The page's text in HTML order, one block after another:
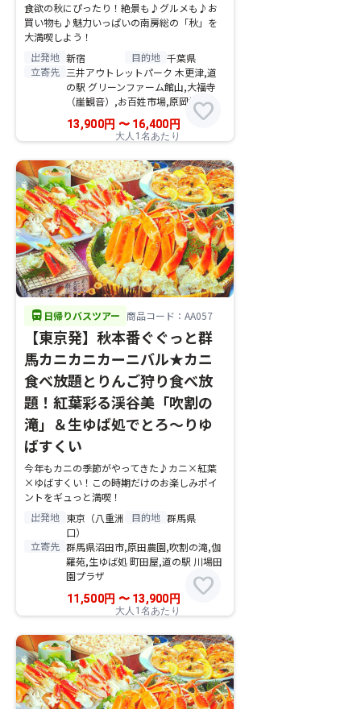
食欲の秋にぴったり！絶景も♪グルメも♪お
買い物も♪魅力いっぱいの南房総の「秋」を
大満喫しよう！
出発地 新宿 目的地 千葉県
立寄先 三井アウトレットパーク 木更津,道
の駅 グリーンファーム館山,大福寺
（崖観音）,お百姓市場,原岡桟橋
13,900円 〜16,400 円
大人1名あたり
favorite
directions_bus 日帰りバスツアー 商品コード：AA057
【東京発】秋本番ぐぐっと群
馬カニカニカーニバル★カニ
食べ放題とりんご狩り食べ放
題！紅葉彩る渓谷美「吹割の
滝」＆生ゆば処でとろ～りゆ
ばすくい
今年もカニの季節がやってきた♪カニ×紅葉
×ゆばすくい！この時期だけのお楽しみポイ
ントをギュっと満喫！
出発地 東京（八重洲
口）
目的地 群馬県
立寄先 群馬県沼田市,原田農園,吹割の滝,伽
羅苑,生ゆば処 町田屋,道の駅 川場田
園プラザ
11,500円 〜13,900 円
大人1名あたり
favorite